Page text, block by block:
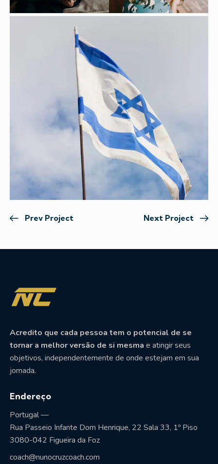
Prev Project Next Project
Acredito que cada pessoa tem o potencial de se
tornar a melhor versão de si mesma e atingir seus
objetivos, independentemente de onde estejam em sua
jornada.
Endereço
Portugal —
Rua Passeio Infante Dom Henrique, 22 Sala 33, 1º Piso
3080-042 Figueira da Foz
coach@nunocruzcoach.com